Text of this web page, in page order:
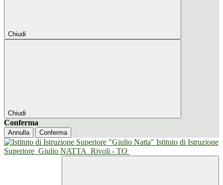
Chiudi
Chiudi
Conferma
Annulla Conferma
Istituto di Istruzione
Superiore Giulio NATTA Rivoli - TO